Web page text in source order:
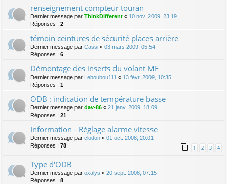
renseignement compteur touran
Dernier message par ThinkDifferent « 10 nov. 2009, 23:19
Réponses : 2
témoin ceintures de sécurité places arrière
Dernier message par Cassi « 03 mars 2009, 05:54
Réponses : 6
Démontage des inserts du volant MF
Dernier message par Leboubou111 « 13 févr. 2009, 10:35
Réponses : 1
ODB : indication de température basse
Dernier message par dav-86 « 21 janv. 2009, 18:09
Réponses : 21
Information - Réglage alarme vitesse
Dernier message par clodon « 01 oct. 2008, 20:01
Réponses : 78 1 2 3 4
Type d'ODB
Dernier message par oxalys « 20 sept. 2008, 07:15
Réponses : 8